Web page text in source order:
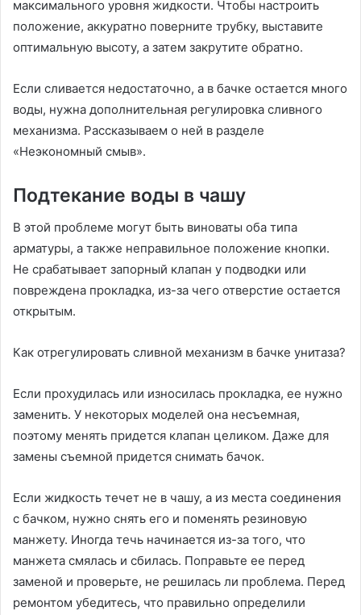
максимального уровня жидкости. Чтобы настроить
положение, аккуратно поверните трубку, выставите
оптимальную высоту, а затем закрутите обратно.
Если сливается недостаточно, а в бачке остается много
воды, нужна дополнительная регулировка сливного
механизма. Рассказываем о ней в разделе
«Неэкономный смыв».
Подтекание воды в чашу
В этой проблеме могут быть виноваты оба типа
арматуры, а также неправильное положение кнопки.
Не срабатывает запорный клапан у подводки или
повреждена прокладка, из-за чего отверстие остается
открытым.
Как отрегулировать сливной механизм в бачке унитаза?
Если прохудилась или износилась прокладка, ее нужно
заменить. У некоторых моделей она несъемная,
поэтому менять придется клапан целиком. Даже для
замены съемной придется снимать бачок.
Если жидкость течет не в чашу, а из места соединения
с бачком, нужно снять его и поменять резиновую
манжету. Иногда течь начинается из-за того, что
манжета смялась и сбилась. Поправьте ее перед
заменой и проверьте, не решилась ли проблема. Перед
ремонтом убедитесь, что правильно определили